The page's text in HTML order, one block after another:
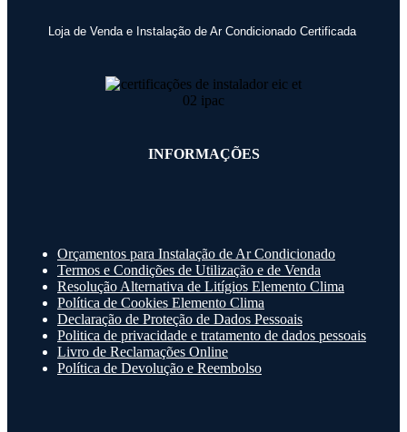
Loja de Venda e Instalação de Ar Condicionado Certificada
INFORMAÇÕES
Orçamentos para Instalação de Ar Condicionado
Termos e Condições de Utilização e de Venda
Resolução Alternativa de Litígios Elemento Clima
Política de Cookies Elemento Clima
Declaração de Proteção de Dados Pessoais
Politica de privacidade e tratamento de dados pessoais
Livro de Reclamações Online
Política de Devolução e Reembolso